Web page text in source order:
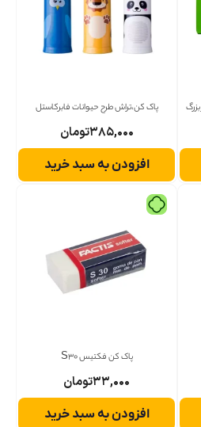
پاک کن،تراش طرح حیوانات فابرکاستل
۳۸۵,۰۰۰تومان
افزودن به سبد خرید
پاک کن فکتیس S30
۳۳,۰۰۰تومان
افزودن به سبد خرید